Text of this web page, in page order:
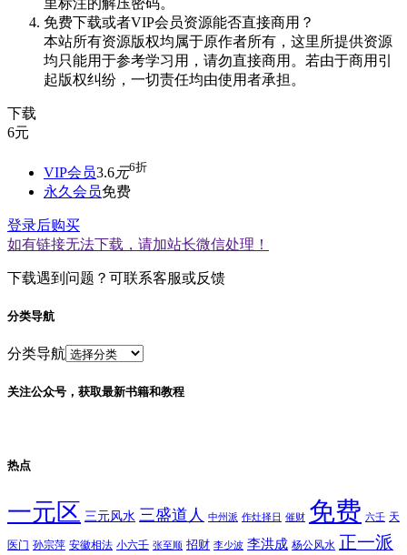
免费下载或者VIP会员资源能否直接商用？
本站所有资源版权均属于原作者所有，这里所提供资源
均只能用于参考学习用，请勿直接商用。若由于商用引
起版权纠纷，一切责任均由使用者承担。
下载
6元
VIP会员3.6元6折
永久会员免费
登录后购买
如有链接无法下载，请加站长微信处理！
下载遇到问题？可联系客服或反馈
分类导航
分类导航
关注公众号，获取最新书籍和教程
热点
一元区 三元风水 三盛道人 中州派 作灶择日 催财 免费 六壬 天
医门 孙宗萍 安徽相法 小六壬 张至顺 招财 李少波 李洪成 杨公风水 正一派